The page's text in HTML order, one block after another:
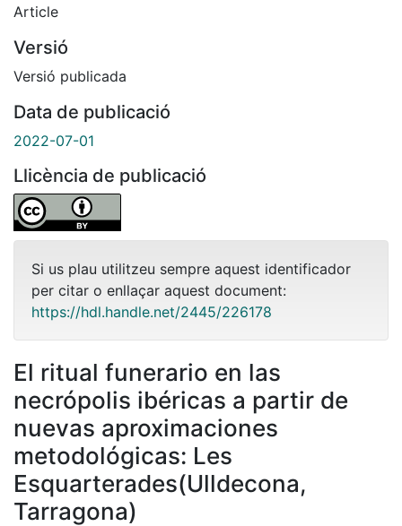
Article
Versió
Versió publicada
Data de publicació
2022-07-01
Llicència de publicació
Si us plau utilitzeu sempre aquest identificador
per citar o enllaçar aquest document:
https://hdl.handle.net/2445/226178
El ritual funerario en las
necrópolis ibéricas a partir de
nuevas aproximaciones
metodológicas: Les
Esquarterades(Ulldecona,
Tarragona)